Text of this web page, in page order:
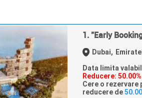
1. "Early
Dubai,
Data limita
Reducere: 50.00%
Cere o rezervare
reducere de